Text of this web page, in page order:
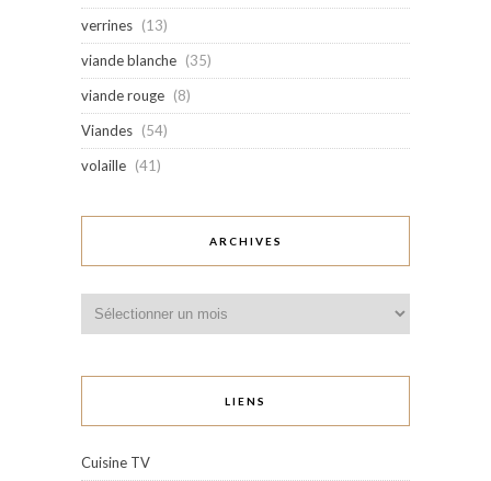
verrines (13)
viande blanche (35)
viande rouge (8)
Viandes (54)
volaille (41)
ARCHIVES
LIENS
Cuisine TV